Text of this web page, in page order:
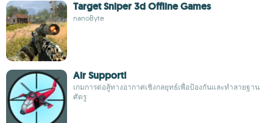
Target Sniper 3d Offline Games
nanoByte
Air Support!
เกมการต่อสู้ทางอากาศเชิงกลยุทธ์เพื่อป้องกันและทำลายฐาน
ศัตรู